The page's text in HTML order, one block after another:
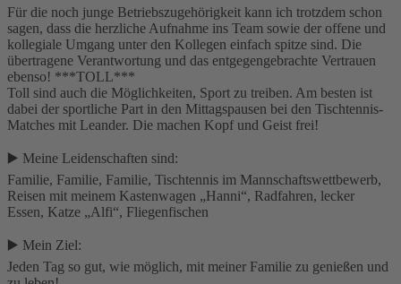
Für die noch junge Betriebszugehörigkeit kann ich trotzdem schon
sagen, dass die herzliche Aufnahme ins Team sowie der offene und
kollegiale Umgang unter den Kollegen einfach spitze sind. Die
übertragene Verantwortung und das entgegengebrachte Vertrauen
ebenso! ***TOLL***
Toll sind auch die Möglichkeiten, Sport zu treiben. Am besten ist
dabei der sportliche Part in den Mittagspausen bei den Tischtennis-
Matches mit Leander. Die machen Kopf und Geist frei!
▶️ Meine Leidenschaften sind:
Familie, Familie, Familie, Tischtennis im Mannschaftswettbewerb,
Reisen mit meinem Kastenwagen „Hanni“, Radfahren, lecker
Essen, Katze „Alfi“, Fliegenfischen
▶️ Mein Ziel:
Jeden Tag so gut, wie möglich, mit meiner Familie zu genießen und